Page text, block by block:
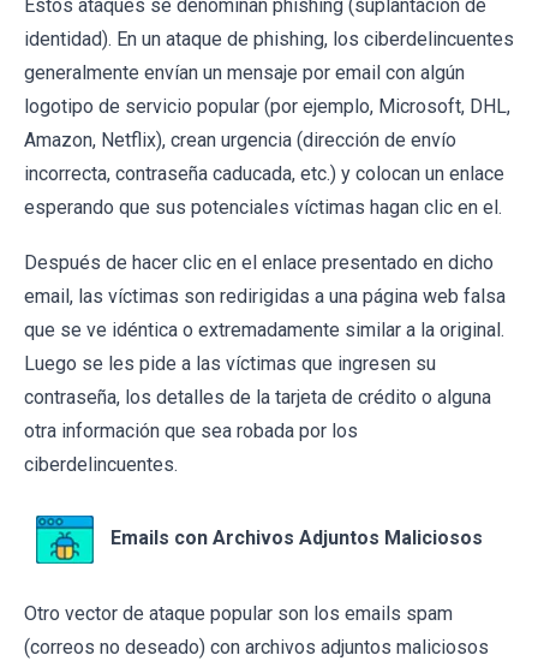
Estos ataques se denominan phishing (suplantación de
identidad). En un ataque de phishing, los ciberdelincuentes
generalmente envían un mensaje por email con algún
logotipo de servicio popular (por ejemplo, Microsoft, DHL,
Amazon, Netflix), crean urgencia (dirección de envío
incorrecta, contraseña caducada, etc.) y colocan un enlace
esperando que sus potenciales víctimas hagan clic en el.
Después de hacer clic en el enlace presentado en dicho
email, las víctimas son redirigidas a una página web falsa
que se ve idéntica o extremadamente similar a la original.
Luego se les pide a las víctimas que ingresen su
contraseña, los detalles de la tarjeta de crédito o alguna
otra información que sea robada por los
ciberdelincuentes.
Emails con Archivos Adjuntos Maliciosos
Otro vector de ataque popular son los emails spam
(correos no deseado) con archivos adjuntos maliciosos